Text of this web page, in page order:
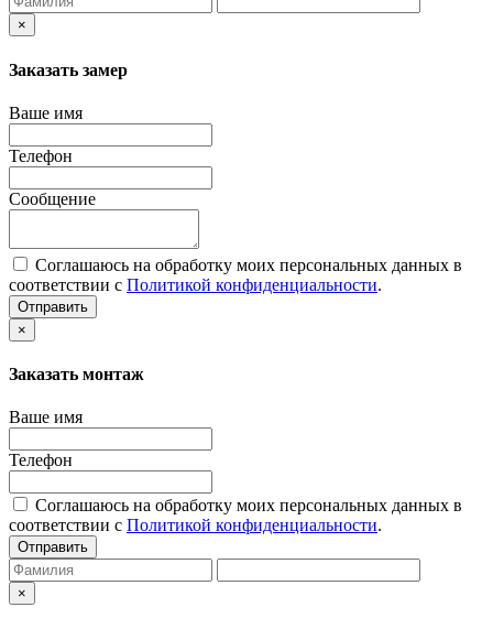
×
Заказать замер
Ваше имя
Телефон
Сообщение
Соглашаюсь на обработку моих персональных данных в
соответствии с Политикой конфиденциальности.
Отправить
×
Заказать монтаж
Ваше имя
Телефон
Соглашаюсь на обработку моих персональных данных в
соответствии с Политикой конфиденциальности.
Отправить
×